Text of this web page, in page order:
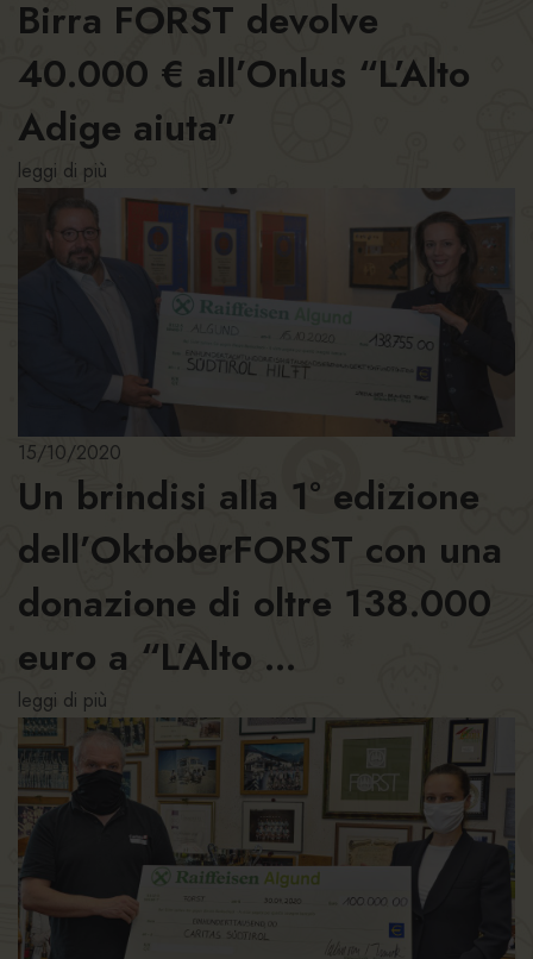
Birra FORST devolve
40.000 € all’Onlus “L’Alto
Adige aiuta”
leggi di più
15/10/2020
Un brindisi alla 1° edizione
dell’OktoberFORST con una
donazione di oltre 138.000
euro a “L’Alto ...
leggi di più